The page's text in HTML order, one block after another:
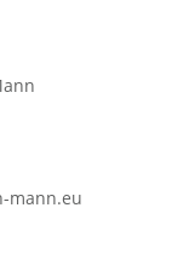
mann.eu